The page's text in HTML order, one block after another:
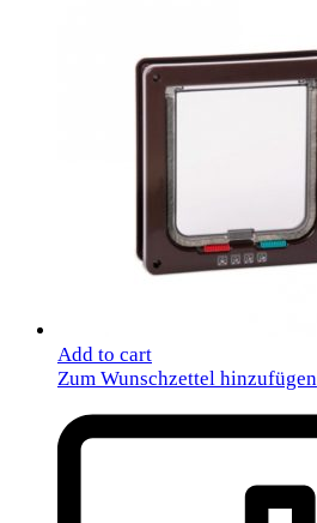
Add to cart
Zum Wunschzettel hinzufügen